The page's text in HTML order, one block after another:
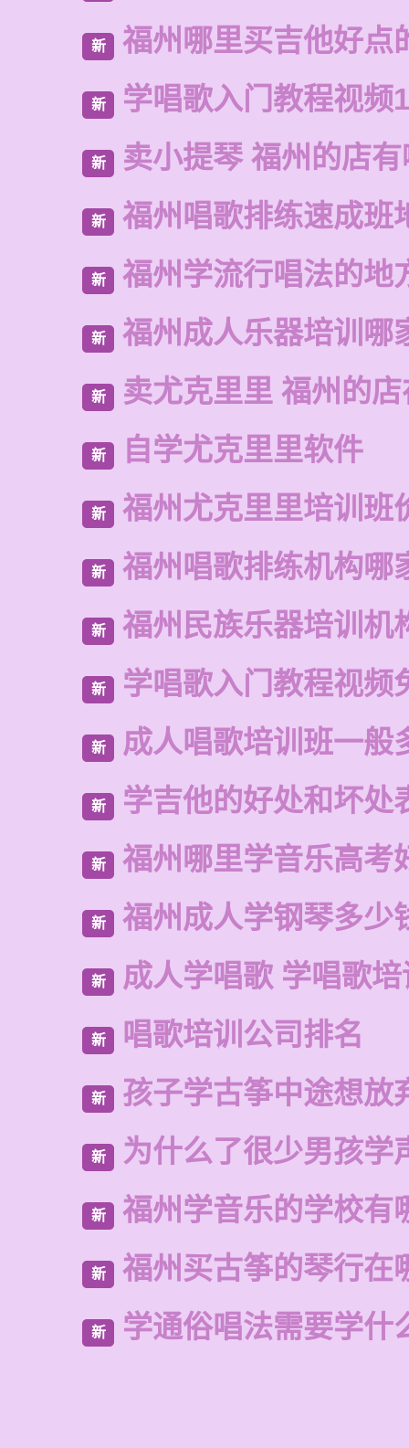
新 福州哪里买吉他好点
新 学唱歌入门教程视频
新 卖小提琴 福州的店
新 福州唱歌排练速成班
新 福州学流行唱法的地
新 福州成人乐器培训哪
新 卖尤克里里 福州的
新 自学尤克里里软件
新 福州尤克里里培训班
新 福州唱歌排练机构哪
新 福州民族乐器培训机
新 学唱歌入门教程视频
新 成人唱歌培训班一般
新 学吉他的好处和坏处
新 福州哪里学音乐高考
新 福州成人学钢琴多少
新 成人学唱歌 学唱歌
新 唱歌培训公司排名
新 孩子学古筝中途想放
新 为什么了很少男孩学
新 福州学音乐的学校有
新 福州买古筝的琴行在
新 学通俗唱法需要学什